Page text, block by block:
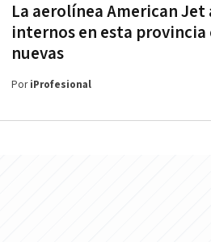
La aerolínea American Jet
internos en esta provincia
nuevas
PoriProfesional